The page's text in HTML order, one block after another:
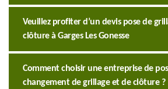
Veuillez profiter d’un devis pose de
clôture à Garges Les Gonesse
Comment choisir une entreprise de
changement de grillage et de clôture ?